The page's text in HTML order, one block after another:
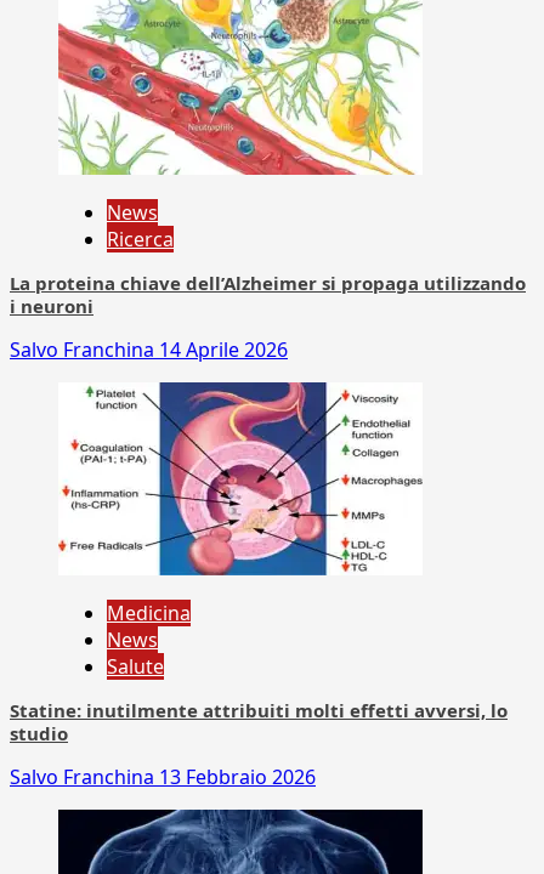
News
Ricerca
La proteina chiave dell’Alzheimer si propaga utilizzando
i neuroni
Salvo Franchina 14 Aprile 2026
Medicina
News
Salute
Statine: inutilmente attribuiti molti effetti avversi, lo
studio
Salvo Franchina 13 Febbraio 2026